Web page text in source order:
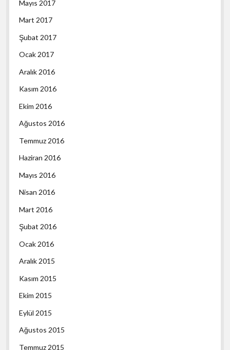
Mayıs 2017
Mart 2017
Şubat 2017
Ocak 2017
Aralık 2016
Kasım 2016
Ekim 2016
Ağustos 2016
Temmuz 2016
Haziran 2016
Mayıs 2016
Nisan 2016
Mart 2016
Şubat 2016
Ocak 2016
Aralık 2015
Kasım 2015
Ekim 2015
Eylül 2015
Ağustos 2015
Temmuz 2015